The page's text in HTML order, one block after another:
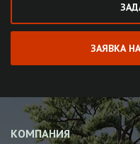
ЗАЯВКА
КОМПАНИЯ